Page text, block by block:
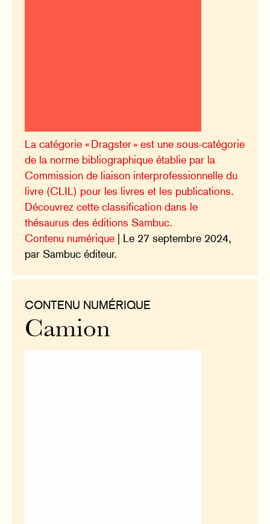
La catégorie « Dragster » est une sous-catégorie
de la norme bibliographique établie par la
Commission de liaison interprofessionnelle du
livre (CLIL) pour les livres et les publications.
Découvrez cette classification dans le
thésaurus des éditions Sambuc.
Contenu numérique | Le 27 septembre 2024,
par Sambuc éditeur.
CONTENU NUMÉRIQUE
Camion